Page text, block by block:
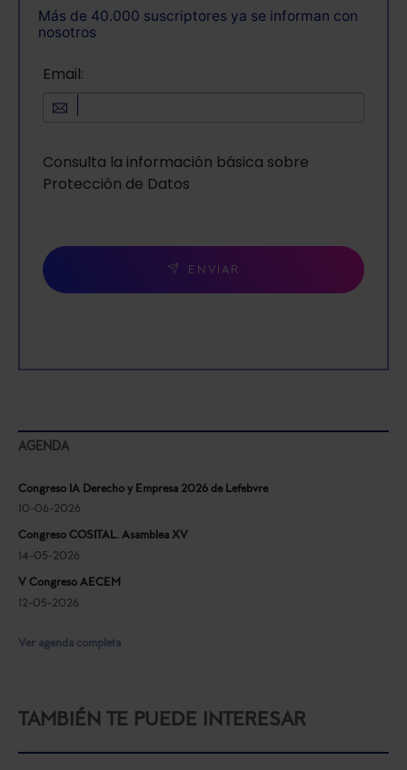
Más de 40.000 suscriptores ya se informan con
nosotros
Email:
Consulta la información básica sobre
Protección de Datos
ENVIAR
AGENDA
Congreso IA Derecho y Empresa 2026 de Lefebvre
10-06-2026
Congreso COSITAL. Asamblea XV
14-05-2026
V Congreso AECEM
12-05-2026
Ver agenda completa
TAMBIÉN TE PUEDE INTERESAR